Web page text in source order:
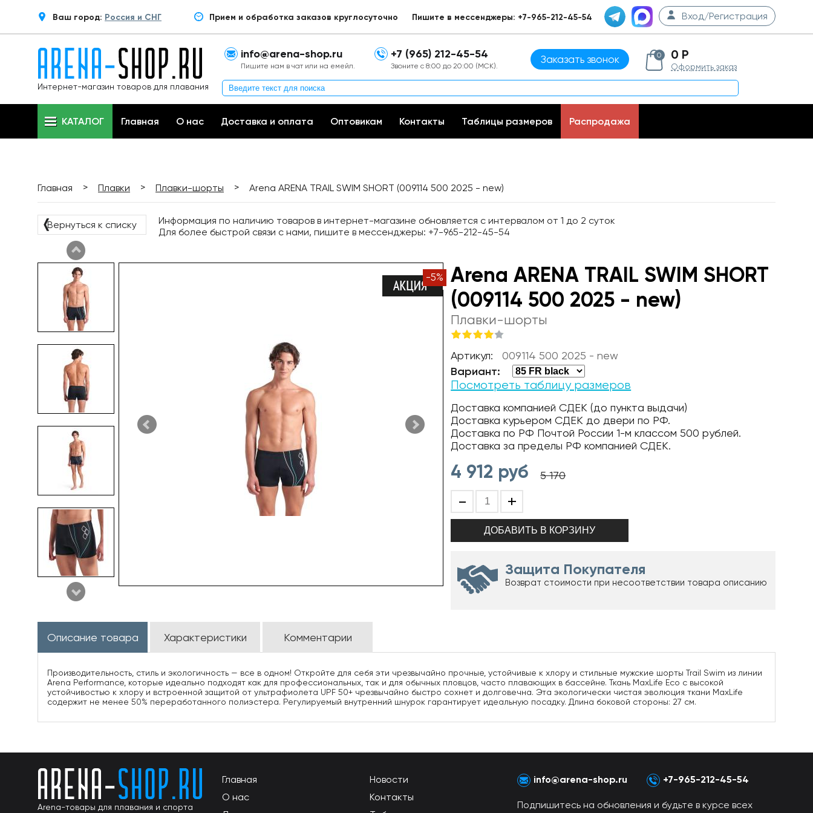
Ваш город: Россия и СНГ Прием и обработка заказов круглосуточно Пишите в мессенджеры: +7-965-212-45-54 Вход/Регистрация
Интернет-магазин товаров для плавания
info@arena-shop.ru
Пишите нам в чат или на емейл.
+7 (965) 212-45-54
Звоните с 8:00 до 20:00 (МСК).
Заказать звонок 0 0 Р
Оформить заказ
КАТАЛОГ Главная О нас Доставка и оплата Оптовикам Контакты Таблицы размеров Распродажа
Главная > Плавки > Плавки-шорты > Arena ARENA TRAIL SWIM SHORT (009114 500 2025 - new)
❬Вернуться к списку
Информация по наличию товаров в интернет-магазине обновляется с интервалом от 1 до 2 суток
Для более быстрой связи с нами, пишите в мессенджеры: +7-965-212-45-54
-5%
Arena ARENA TRAIL SWIM SHORT
(009114 500 2025 - new)
Плавки-шорты
Артикул: 009114 500 2025 - new
Вариант:
Посмотреть таблицу размеров
Доставка компанией СДЕК (до пункта выдачи)
Доставка курьером СДЕК до двери по РФ.
Доставка по РФ Почтой России 1-м классом 500 рублей.
Доставка за пределы РФ компанией СДЕК.
4 912 руб 5 170
- +
Защита Покупателя
Возврат стоимости при несоответствии товара описанию
Описание товара Характеристики Комментарии
Производительность, стиль и экологичность — все в одном! Откройте для себя эти чрезвычайно прочные, устойчивые к хлору и стильные мужские шорты Trail Swim из линии
Arena Performance, которые идеально подходят как для профессиональных, так и для обычных пловцов, часто плавающих в бассейне. Ткань MaxLife Eco с высокой
устойчивостью к хлору и встроенной защитой от ультрафиолета UPF 50+ чрезвычайно быстро сохнет и долговечна. Эта экологически чистая эволюция ткани MaxLife
содержит не менее 50% переработанного полиэстера. Регулируемый внутренний шнурок гарантирует идеальную посадку. Длина боковой стороны: 27 см.
Arena-товары для плавания и спорта
Главная
О нас
Новости
Контакты
info@arena-shop.ru +7-965-212-45-54
Подпишитесь на обновления и будьте в курсе всех